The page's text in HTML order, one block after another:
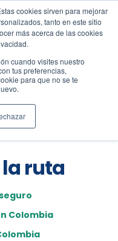
cookies sirven para mejorar
tanto en este sitio
más acerca de las cookies
cuando visites nuestro
tus preferencias,
para que no se te
ruta
Colombia